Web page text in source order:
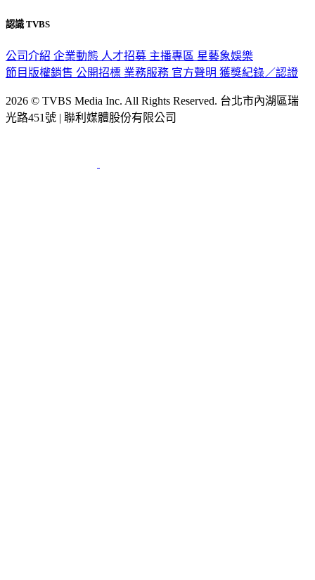
認識 TVBS
公司介紹 企業動態 人才招募 主播專區 星藝象娛樂
節目版權銷售 公開招標 業務服務 官方聲明 獲獎紀錄／認證
2026 © TVBS Media Inc. All Rights Reserved. 台北市內湖區瑞
光路451號 | 聯利媒體股份有限公司